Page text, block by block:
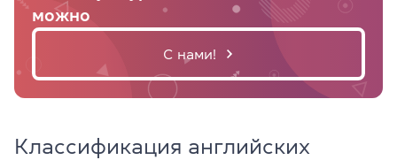
можно
C нами!
Классификация английских